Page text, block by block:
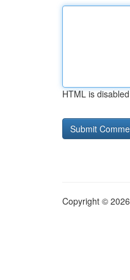
HTML is disabled
Copyright ©